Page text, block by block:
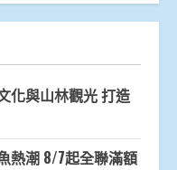
化與山林觀光 打造
熱潮 8/7起全聯滿額